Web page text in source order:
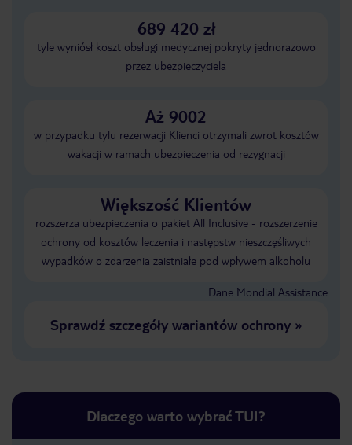
689 420 zł
tyle wyniósł koszt obsługi medycznej pokryty jednorazowo
przez ubezpieczyciela
Aż 9002
w przypadku tylu rezerwacji Klienci otrzymali zwrot kosztów
wakacji w ramach ubezpieczenia od rezygnacji
Większość Klientów
rozszerza ubezpieczenia o pakiet All Inclusive - rozszerzenie
ochrony od kosztów leczenia i następstw nieszczęśliwych
wypadków o zdarzenia zaistniałe pod wpływem alkoholu
Dane Mondial Assistance
Sprawdź szczegóły wariantów ochrony»
Dlaczego warto wybrać TUI?